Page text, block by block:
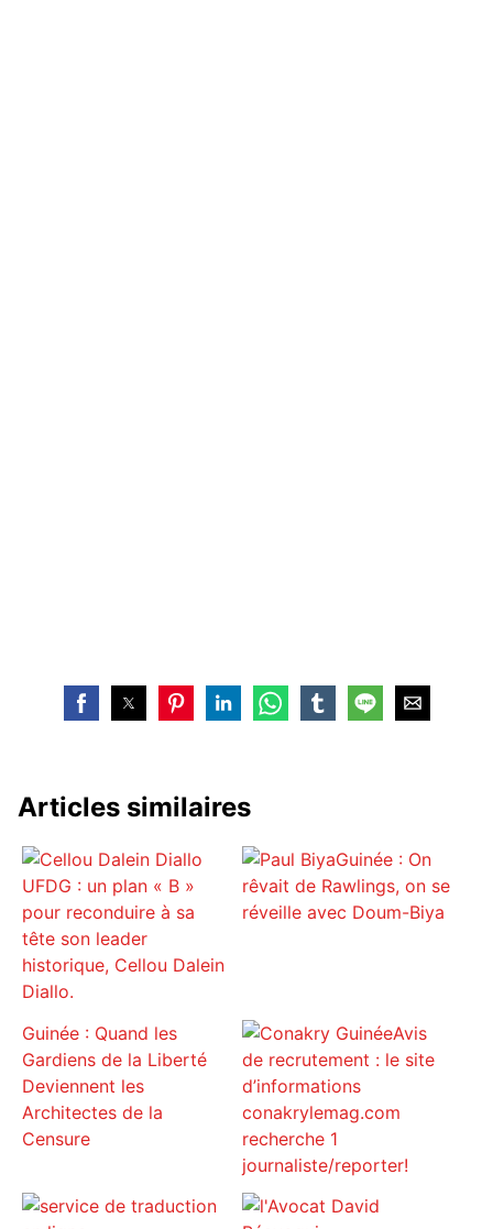
Articles similaires
UFDG : un plan « B »
pour reconduire à sa
tête son leader
historique, Cellou Dalein
Diallo.
Guinée : On
rêvait de Rawlings, on se
réveille avec Doum-Biya
Guinée : Quand les
Gardiens de la Liberté
Deviennent les
Architectes de la
Censure
Avis
de recrutement : le site
d’informations
conakrylemag.com
recherche 1
journaliste/reporter!